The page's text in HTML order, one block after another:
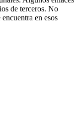
de terceros. No
en esos